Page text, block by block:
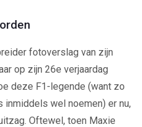
fotoverslag van zijn
op zijn 26e verjaardag
deze F1-legende (want zo
inmiddels wel noemen) er nu,
Oftewel, toen Maxie